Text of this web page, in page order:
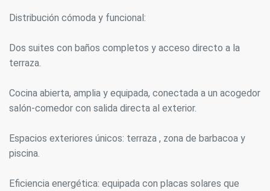
Distribución cómoda y funcional:
Dos suites con baños completos y acceso directo a la
terraza.
Cocina abierta, amplia y equipada, conectada a un acogedor
salón-comedor con salida directa al exterior.
Espacios exteriores únicos: terraza , zona de barbacoa y
piscina.
Eficiencia energética: equipada con placas solares que